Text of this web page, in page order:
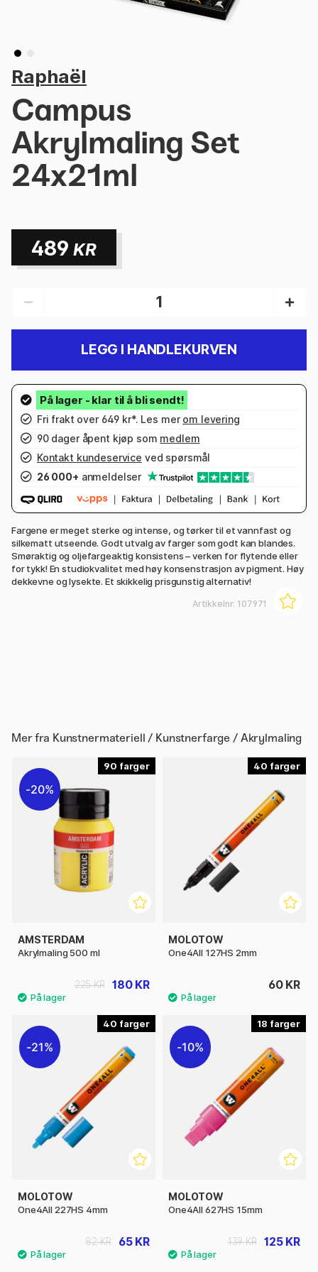
Raphaël
Campus
Akrylmaling Set
24x21ml
489 KR
LEGG I HANDLEKURVEN
Fri frakt over 649 kr*. Les mer om levering
90 dager åpent kjøp som medlem
Kontakt kundeservice ved spørsmål
26 000+ anmeldelser
Fargene er meget sterke og intense, og tørker til et vannfast og
silkematt utseende. Godt utvalg av farger som godt kan blandes.
Smøraktig og oljefargeaktig konsistens – verken for flytende eller
for tykk! En studiokvalitet med høy konsenstrasjon av pigment. Høy
dekkevne og lysekte. Et skikkelig prisgunstig alternativ!
Artikkelnr: 107971
Mer fra Kunstnermateriell / Kunstnerfarge / Akrylmaling
90
20%
AMSTERDAM
Akrylmaling 500 ml
180 KR
225 KR
40
MOLOTOW
One4All 127HS 2mm
60 KR
40
21%
MOLOTOW
One4All 227HS 4mm
65 KR
82 KR
18
10%
MOLOTOW
One4All 627HS 15mm
125 KR
139 KR